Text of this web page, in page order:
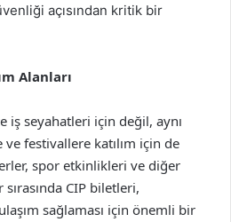
açısından kritik bir
Alanları
iş seyahatleri için değil, aynı
festivallere katılım için de
spor etkinlikleri ve diğer
CIP biletleri,
sağlaması için önemli bir